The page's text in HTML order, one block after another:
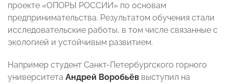
проекте «ОПОРЫ РОССИИ» по основам
предпринимательства. Результатом обучения стали
исследовательские работы, в том числе связанные с
экологией и устойчивым развитием.
Например студент Санкт-Петербургского горного
университета Андрей Воробьёв выступил на